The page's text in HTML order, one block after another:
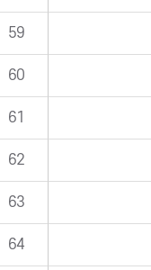
59
60
61
62
63
64